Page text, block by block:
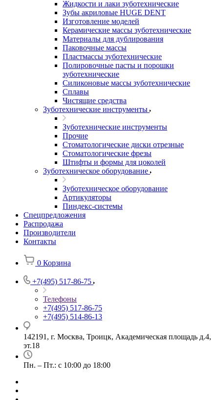
Жидкости и лаки зуботехнические
Зубы акриловые HUGE DENT
Изготовление моделей
Керамические массы зуботехнические
Материалы для дублирования
Паковочные массы
Пластмассы зуботехнические
Полировочные пасты и порошки
зуботехнические
Силиконовые массы зуботехнические
Сплавы
Чистящие средства
Зуботехнические инструменты
Зуботехнические инструменты
Прочие
Стоматологические диски отрезные
Стоматологические фрезы
Штифты и формы для цоколей
Зуботехническое оборудование
Зуботехническое оборудование
Артикуляторы
Пиндекс-системы
Спецпредложения
Распродажа
Производители
Контакты
0 Корзина
+7(495) 517-86-75
Телефоны
+7(495) 517-86-75
+7(495) 514-86-13
142191, г. Москва, Троицк, Академическая площадь д.4,
эт.18
Пн. – Пт.: с 10:00 до 18:00